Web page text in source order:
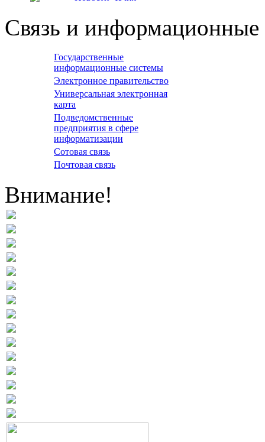
Связь и информационные
Государственные
информационные системы
Электронное правительство
Универсальная электронная
карта
Подведомственные
предприятия в сфере
информатизации
Сотовая связь
Почтовая связь
Внимание!